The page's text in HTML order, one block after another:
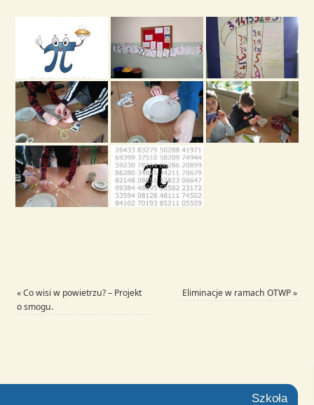
«Co wisi w powietrzu? – Projekt
o smogu.
Eliminacje w ramach OTWP»
Szkoła